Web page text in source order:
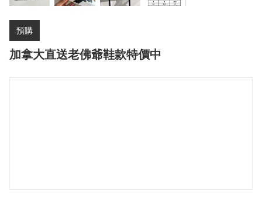
預購
加拿大直送老佛爺鞋款特價中